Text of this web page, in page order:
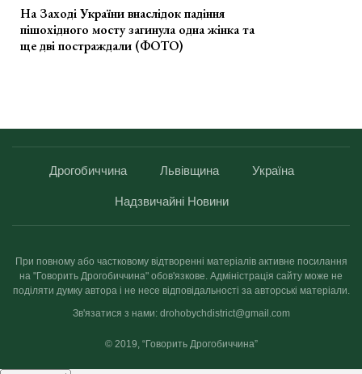
На Заході України внаслідок падіння
пішохідного мосту загинула одна жінка та
ще дві постраждали (ФОТО)
Дрогобиччина Львівщина Україна
Надзвичайні Новини
При повному або частковому відтворенні матеріалів активне посилання
на "Говорить Дрогобиччина" обов'язкове. Адміністрація сайту може не
поділяти думку автора і не несе відповідальності за авторські матеріали.
Зв'язатися з нами: drohobychdistrict@gmail.com
© 2019, “Говорить Дрогобиччина”